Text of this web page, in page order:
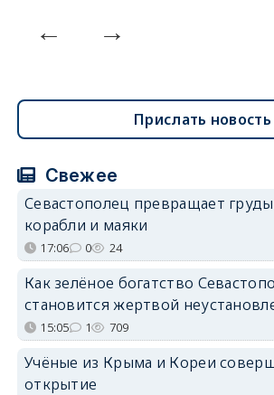
Прислать новость
Свежее
Севастополец превращает
корабли и маяки
17:06 0 24
Как зелёное богатство
становится жертвой
15:05 1 709
Учёные из Крыма и Кореи
открытие